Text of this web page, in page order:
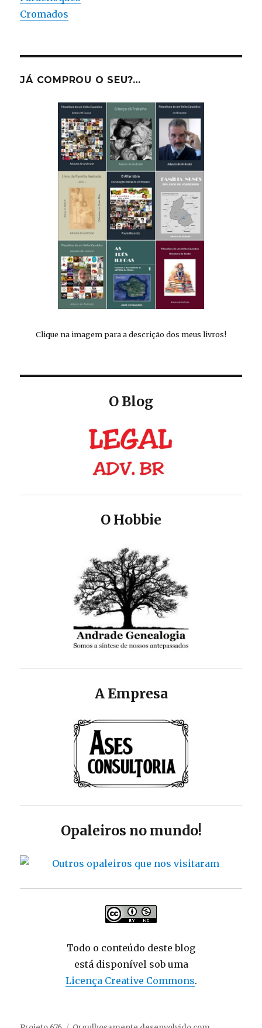
Cromados
JÁ COMPROU O SEU?…
Clique na imagem para a descrição dos meus livros!
O Blog
O Hobbie
A Empresa
Opaleiros no mundo!
Todo o conteúdo deste blog
está disponível sob uma
Licença Creative Commons.